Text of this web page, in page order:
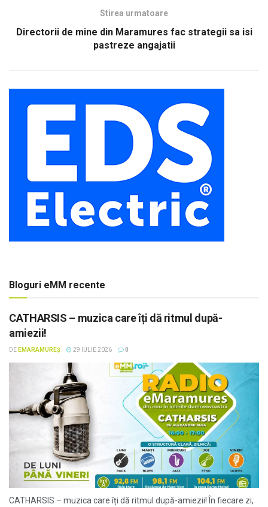
Stirea urmatoare
Directorii de mine din Maramures fac strategii sa isi
pastreze angajatii
Bloguri eMM recente
CATHARSIS – muzica care îți dă ritmul după-
amiezii!
DE EMARAMUREȘ 29 IULIE 2026 0
CATHARSIS – muzica care îți dă ritmul după-amiezii! În fiecare zi,